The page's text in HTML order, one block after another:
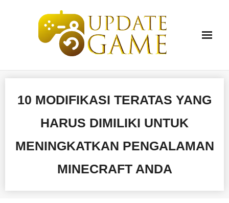
10 MODIFIKASI TERATAS YANG
HARUS DIMILIKI UNTUK
MENINGKATKAN PENGALAMAN
MINECRAFT ANDA